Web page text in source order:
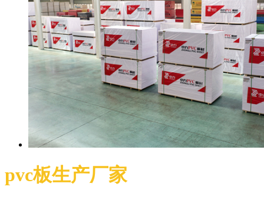
pvc板生产厂家